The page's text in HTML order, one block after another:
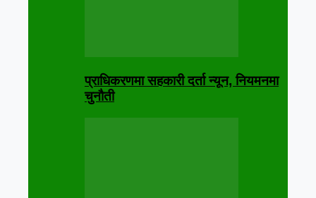
प्राधिकरणमा सहकारी दर्ता न्यून, नियमनमा
चुनौती